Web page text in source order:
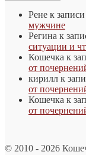
Рене к записи
мужчине
Регина к
ситуации и
Кошечка к
от
кирилл к
от
Кошечка к
от
© 2010 - 2026